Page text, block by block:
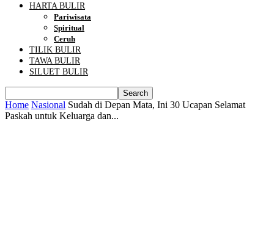
HARTA BULIR
Pariwisata
Spiritual
Ceruh
TILIK BULIR
TAWA BULIR
SILUET BULIR
Home Nasional Sudah di Depan Mata, Ini 30 Ucapan Selamat
Paskah untuk Keluarga dan...